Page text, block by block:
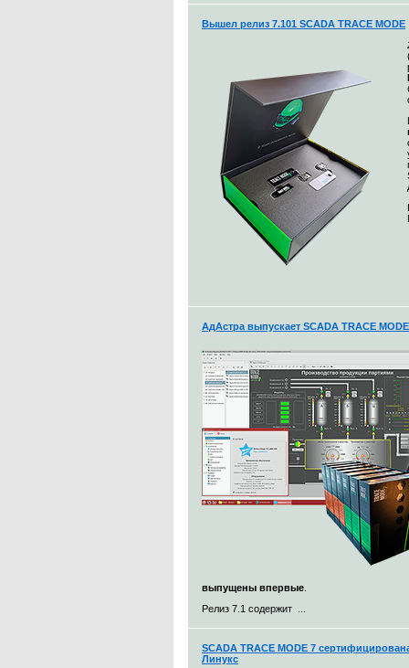
Вышел релиз 7.101 SCADA TRACE MODE
АдАстра выпускает SCADA TRACE
выпущены впервые
Релиз 7.1 содержит ...
SCADA TRACE MODE 7
Линукс